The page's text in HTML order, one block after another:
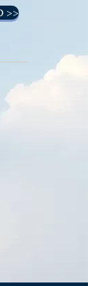
>>